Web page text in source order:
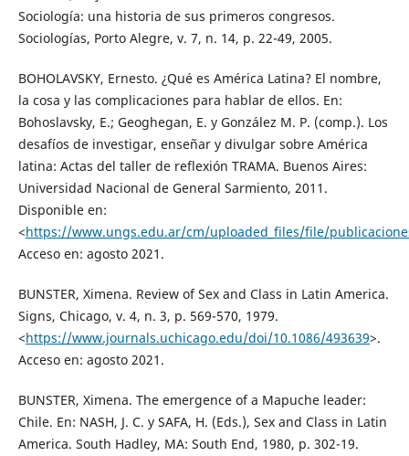
Sociología: una historia de sus primeros congresos.
Sociologías, Porto Alegre, v. 7, n. 14, p. 22-49, 2005.
BOHOLAVSKY, Ernesto. ¿Qué es América Latina? El nombre,
la cosa y las complicaciones para hablar de ellos. En:
Bohoslavsky, E.; Geoghegan, E. y González M. P. (comp.). Los
desafíos de investigar, enseñar y divulgar sobre América
latina: Actas del taller de reflexión TRAMA. Buenos Aires:
Universidad Nacional de General Sarmiento, 2011.
Disponible en:
<https://www.ungs.edu.ar/cm/uploaded_files/file/
Acceso en: agosto 2021.
BUNSTER, Ximena. Review of Sex and Class in Latin America.
Signs, Chicago, v. 4, n. 3, p. 569-570, 1979.
<https://www.journals.uchicago.edu/doi/10.1086/493639>.
Acceso en: agosto 2021.
BUNSTER, Ximena. The emergence of a Mapuche leader:
Chile. En: NASH, J. C. y SAFA, H. (Eds.), Sex and Class in Latin
America. South Hadley, MA: South End, 1980, p. 302-19.